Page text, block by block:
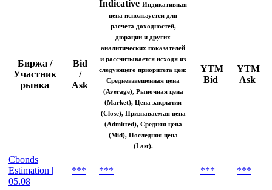
Биржа /
Участник
рынка
Bid
/
Ask
Indicative Индикативная
цена используется для
расчета доходностей,
дюрации и других
аналитических показателей
и рассчитывается исходя из
следующего приоритета цен:
Средневзвешенная цена
(Average), Рыночная цена
(Market), Цена закрытия
(Close), Признаваемая цена
(Admitted), Средняя цена
(Mid), Последняя цена
(Last).
YTM
Bid
YTM
Ask
Cbonds
Estimation |
05.08
*** *** *** ***